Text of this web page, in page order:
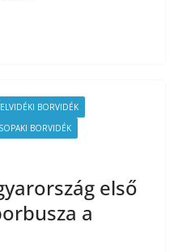
BORVIDÉK
BORVIDÉK
első
a